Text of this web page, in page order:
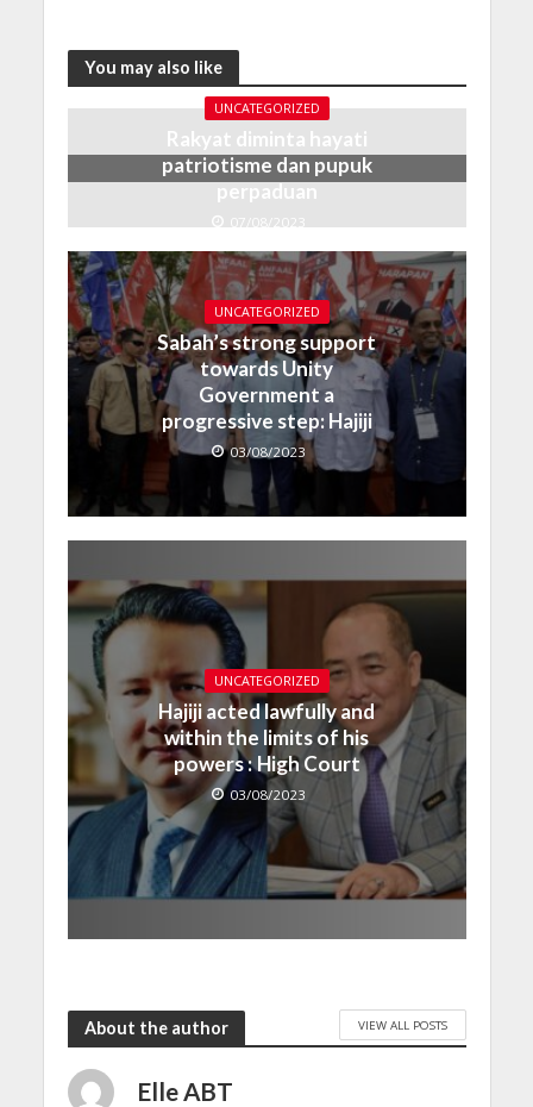
You may also like
UNCATEGORIZED
Rakyat diminta hayati
patriotisme dan pupuk
perpaduan
07/08/2023
UNCATEGORIZED
Sabah’s strong support
towards Unity
Government a
progressive step: Hajiji
03/08/2023
UNCATEGORIZED
Hajiji acted lawfully and
within the limits of his
powers : High Court
03/08/2023
About the author VIEW ALL POSTS
Elle ABT